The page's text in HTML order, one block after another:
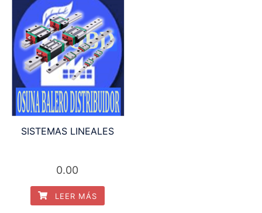
SISTEMAS LINEALES
0.00
LEER MÁS